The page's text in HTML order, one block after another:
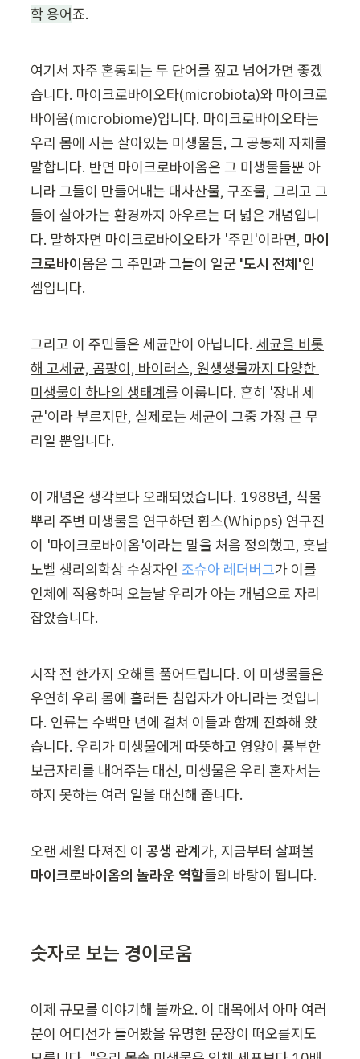
학 용어죠.
여기서 자주 혼동되는 두 단어를 짚고 넘어가면 좋겠
습니다. 마이크로바이오타(microbiota)와 마이크로
바이옴(microbiome)입니다. 마이크로바이오타는
우리 몸에 사는 살아있는 미생물들, 그 공동체 자체를
말합니다. 반면 마이크로바이옴은 그 미생물들뿐 아
니라 그들이 만들어내는 대사산물, 구조물, 그리고 그
들이 살아가는 환경까지 아우르는 더 넓은 개념입니
다. 말하자면 마이크로바이오타가 '주민'이라면, 마이
크로바이옴은 그 주민과 그들이 일군 '도시 전체'인
셈입니다.
그리고 이 주민들은 세균만이 아닙니다. 세균을 비롯
해 고세균, 곰팡이, 바이러스, 원생생물까지 다양한
미생물이 하나의 생태계를 이룹니다. 흔히 '장내 세
균'이라 부르지만, 실제로는 세균이 그중 가장 큰 무
리일 뿐입니다.
이 개념은 생각보다 오래되었습니다. 1988년, 식물
뿌리 주변 미생물을 연구하던 휩스(Whipps) 연구진
이 '마이크로바이옴'이라는 말을 처음 정의했고, 훗날
노벨 생리의학상 수상자인 조슈아 레더버그가 이를
인체에 적용하며 오늘날 우리가 아는 개념으로 자리
잡았습니다.
시작 전 한가지 오해를 풀어드립니다. 이 미생물들은
우연히 우리 몸에 흘러든 침입자가 아니라는 것입니
다. 인류는 수백만 년에 걸쳐 이들과 함께 진화해 왔
습니다. 우리가 미생물에게 따뜻하고 영양이 풍부한
보금자리를 내어주는 대신, 미생물은 우리 혼자서는
하지 못하는 여러 일을 대신해 줍니다.
오랜 세월 다져진 이 공생 관계
마이크로바이옴의 놀라운 역할들의 바탕이 됩니다.
숫자로 보는 경이로움
이제 규모를 이야기해 볼까요. 이 대목에서 아마 여러
분이 어디선가 들어봤을 유명한 문장이 떠오를지도